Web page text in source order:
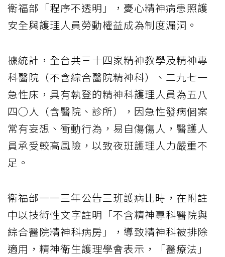
衛福部「程序不透明」，憂心精神病患照護
安全與護理人員勞動權益成為制度漏洞。
據統計，全台共三十四家精神教學及精神專
科醫院（不含綜合醫院精神科）、二九七一
急性床，具有執登的精神科護理人員為五八
四○人（含醫院、診所），因急性發病個案
常有妄想、衝動行為，易自傷傷人，醫護人
員承受較高風險，以致夜班護理人力嚴重不
足。
衛福部一一三年公告三班護病比時，在附註
中以技術性文字註明「不含精神專科醫院與
綜合醫院精神科病房」，導致精神科被排除
適用，精神衛生護理學會表示，「醫療法」